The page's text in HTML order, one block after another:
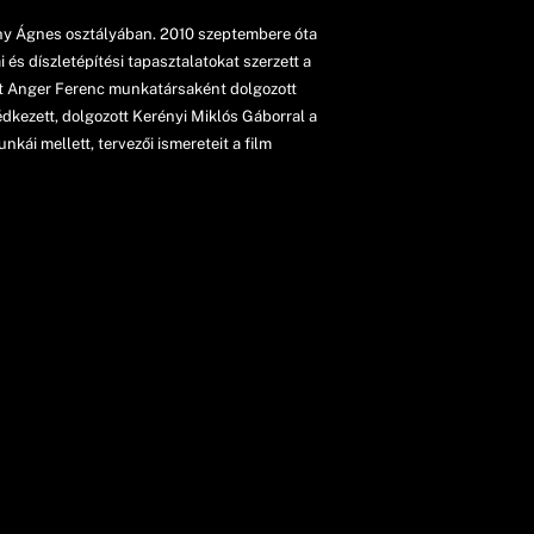
Ágnes osztályában. 2010 szeptembere óta
és díszletépítési tapasztalatokat szerzett a
Ferenc munkatársaként dolgozott
dolgozott Kerényi Miklós Gáborral a
mellett, tervezői ismereteit a film